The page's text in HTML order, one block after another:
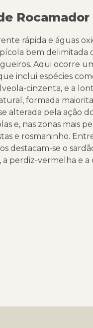
Rocamador
rápida e águas
bem delimitada
Aqui ocorre
inclui espécies
cinzenta, e a
formada
alterada pela ação
e, nas zonas mais
e rosmaninho.
destacam-se o
perdiz-vermelha e a